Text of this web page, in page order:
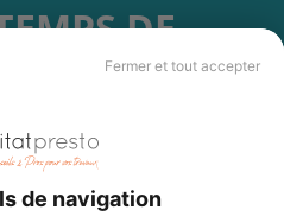
Fermer et tout accepter
de navigation
DE
?
et ne savez quel professionnel
auprès de notre réseau de 5 000
partout en France.